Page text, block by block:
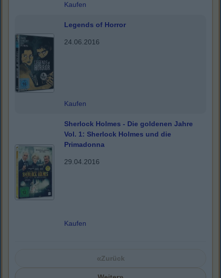
Kaufen
Legends of Horror
24.06.2016
Kaufen
Sherlock Holmes - Die goldenen Jahre
Vol. 1: Sherlock Holmes und die
Primadonna
29.04.2016
Kaufen
«Zurück